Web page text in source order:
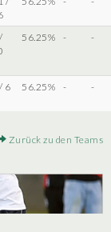
56.25% - -
6 56.25% - -
Zurück zu den Teams